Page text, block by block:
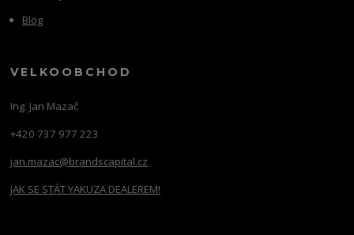
Blog
VELKOOBCHOD
Ing. Jan Mazač
+420 737 977 223
jan.mazac@brandscapital.cz
JAK SE STÁT YAKUZA DEALEREM!